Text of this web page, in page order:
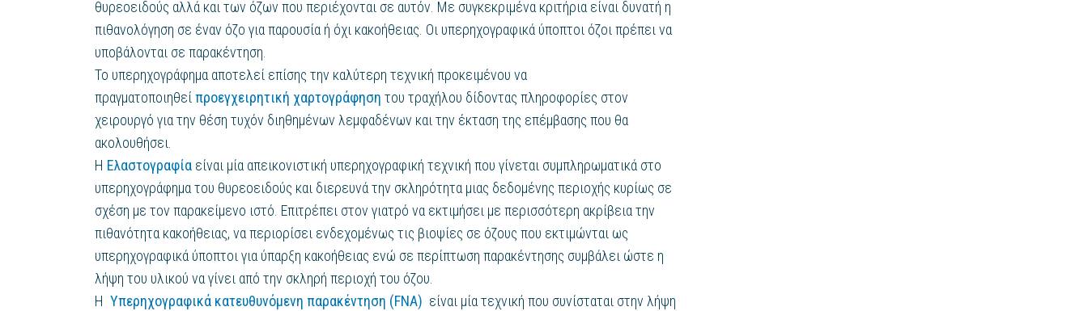
θυρεοειδούς αλλά και των όζων που περιέχονται σε αυτόν. Με συγκεκριμένα κριτήρια είναι δυνατή η
πιθανολόγηση σε έναν όζο για παρουσία ή όχι κακοήθειας. Οι υπερηχογραφικά ύποπτοι όζοι πρέπει να
υποβάλονται σε παρακέντηση.
Το υπερηχογράφημα αποτελεί επίσης την καλύτερη τεχνική προκειμένου να
πραγματοποιηθείπροεγχειρητική χαρτογράφηση του τραχήλου δίδοντας πληροφορίες στον
χειρουργό για την θέση τυχόν διηθημένων λεμφαδένων και την έκταση της επέμβασης που θα
ακολουθήσει.
Η Ελαστογραφία είναι μία απεικονιστική υπερηχογραφική τεχνική που γίνεται συμπληρωματικά στο
υπερηχογράφημα του θυρεοειδούς και διερευνά την σκληρότητα μιας δεδομένης περιοχής κυρίως σε
σχέση με τον παρακείμενο ιστό. Επιτρέπει στον γιατρό να εκτιμήσει με περισσότερη ακρίβεια την
πιθανότητα κακοήθειας, να περιορίσει ενδεχομένως τις βιοψίες σε όζους που εκτιμώνται ως
υπερηχογραφικά ύποπτοι για ύπαρξη κακοήθειας ενώ σε περίπτωση παρακέντησης συμβάλει ώστε η
λήψη του υλικού να γίνει από την σκληρή περιοχή του όζου.
Η Υπερηχογραφικά κατευθυνόμενη παρακέντηση (FNA) είναι μία τεχνική που συνίσταται στην λήψη